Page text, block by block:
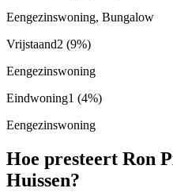
Eengezinswoning, Bungalow
Vrijstaand2 (9%)
Eengezinswoning
Eindwoning1 (4%)
Eengezinswoning
Hoe presteert Ron
Huissen?